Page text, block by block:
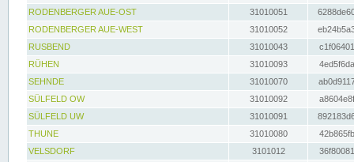
RODENBERGER AUE-OST
31010051
RODENBERGER AUE-WEST
31010052
RUSBEND
31010043
RÜHEN
31010093
SEHNDE
31010070
SÜLFELD OW
31010092
SÜLFELD UW
31010091
THUNE
31010080
VELSDORF
3101012